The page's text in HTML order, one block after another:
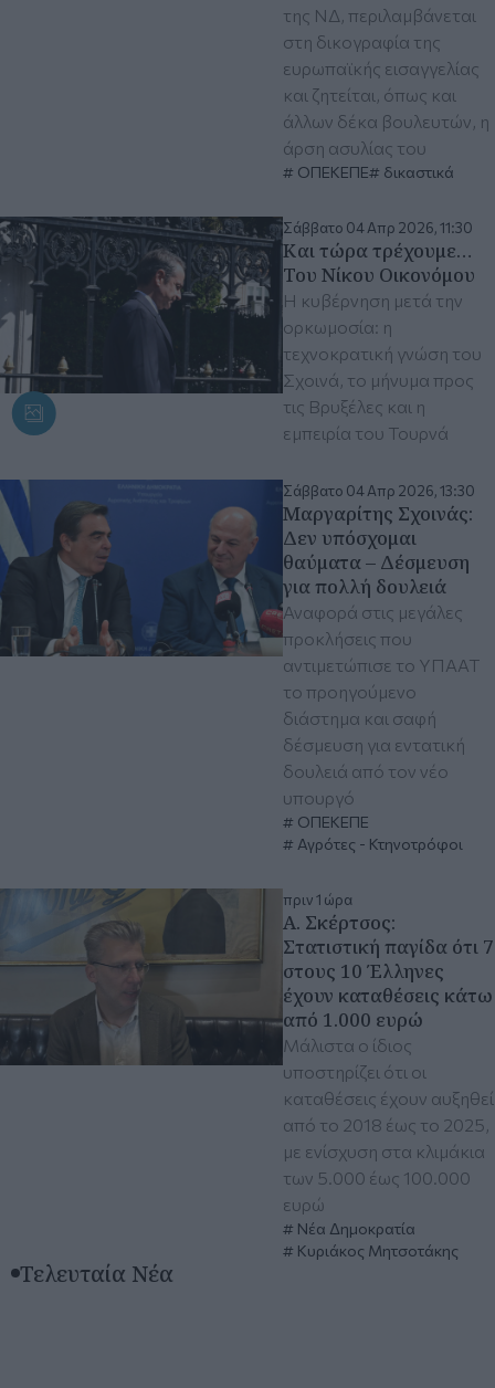
της ΝΔ, περιλαμβάνεται
στη δικογραφία της
ευρωπαϊκής εισαγγελίας
και ζητείται, όπως και
άλλων δέκα βουλευτών, η
άρση ασυλίας του
ΟΠΕΚΕΠΕ δικαστικά
Σάββατο 04 Απρ 2026, 11:30
Και τώρα τρέχουμε…
Του Νίκου Οικονόμου
Η κυβέρνηση μετά την
ορκωμοσία: η
τεχνοκρατική γνώση του
Σχοινά, το μήνυμα προς
τις Βρυξέλες και η
εμπειρία του Τουρνά
Σάββατο 04 Απρ 2026, 13:30
Μαργαρίτης Σχοινάς:
Δεν υπόσχομαι
θαύματα – Δέσμευση
για πολλή δουλειά
Αναφορά στις μεγάλες
προκλήσεις που
αντιμετώπισε το ΥΠΑΑΤ
το προηγούμενο
διάστημα και σαφή
δέσμευση για εντατική
δουλειά από τον νέο
υπουργό
ΟΠΕΚΕΠΕ
Αγρότες - Κτηνοτρόφοι
πριν 1 ώρα
Α. Σκέρτσος:
Στατιστική παγίδα ότι 7
στους 10 Έλληνες
έχουν καταθέσεις κάτω
από 1.000 ευρώ
Μάλιστα ο ίδιος
υποστηρίζει ότι οι
καταθέσεις έχουν αυξηθεί
από το 2018 έως το 2025,
με ενίσχυση στα κλιμάκια
των 5.000 έως 100.000
ευρώ
Νέα Δημοκρατία
Κυριάκος Μητσοτάκης
Τελευταία Νέα